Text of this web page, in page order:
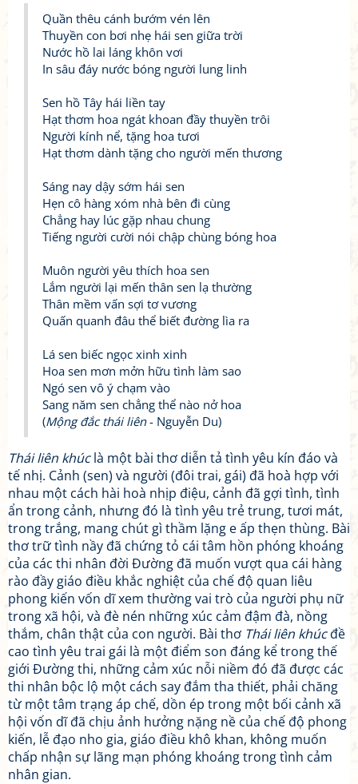
Quần thêu cánh bướm vén lên
Thuyền con bơi nhẹ hái sen giữa trời
Nước hồ lai láng khôn vơi
In sâu đáy nước bóng người lung linh
Sen hồ Tây hái liền tay
Hạt thơm hoa ngát khoan đầy thuyền trôi
Người kính nể, tặng hoa tươi
Hạt thơm dành tặng cho người mến thương
Sáng nay dậy sớm hái sen
Hẹn cô hàng xóm nhà bên đi cùng
Chẳng hay lúc gặp nhau chung
Tiếng người cười nói chập chùng bóng hoa
Muôn người yêu thích hoa sen
Lắm người lại mến thân sen lạ thường
Thân mềm vấn sợi tơ vương
Quấn quanh đâu thể biết đường lìa ra
Lá sen biếc ngọc xinh xinh
Hoa sen mơn mởn hữu tình làm sao
Ngó sen vô ý chạm vào
Sang năm sen chẳng thể nào nở hoa
(Mộng đắc thái liên- Nguyễn Du)
Thái liên khúclà một bài thơ diễn tả tình yêu kín đáo và
tế nhị. Cảnh (sen) và người (đôi trai, gái) đã hoà hợp với
nhau một cách hài hoà nhịp điệu, cảnh đã gợi tình, tình
ẩn trong cảnh, nhưng đó là tình yêu trẻ trung, tươi mát,
trong trắng, mang chút gì thầm lặng e ấp thẹn thùng. Bài
thơ trữ tình nầy đã chứng tỏ cái tâm hồn phóng khoáng
của các thi nhân đời Đường đã muốn vượt qua cái hàng
rào đầy giáo điều khắc nghiệt của chế độ quan liêu
phong kiến vốn dĩ xem thường vai trò của người phụ nữ
trong xã hội, và đè nén những xúc cảm đậm đà, nồng
thắm, chân thật của con người. Bài thơ Thái liên khúcđề
cao tình yêu trai gái là một điểm son đáng kể trong thế
giới Đường thi, những cảm xúc nỗi niềm đó đã được các
thi nhân bộc lộ một cách say đắm tha thiết, phải chăng
từ một tâm trạng áp chế, dồn ép trong một bối cảnh xã
hội vốn dĩ đã chịu ảnh hưởng nặng nề của chế độ phong
kiến, lễ đạo nho gia, giáo điều khô khan, không muốn
chấp nhận sự lãng mạn phóng khoáng trong tình cảm
nhân gian.